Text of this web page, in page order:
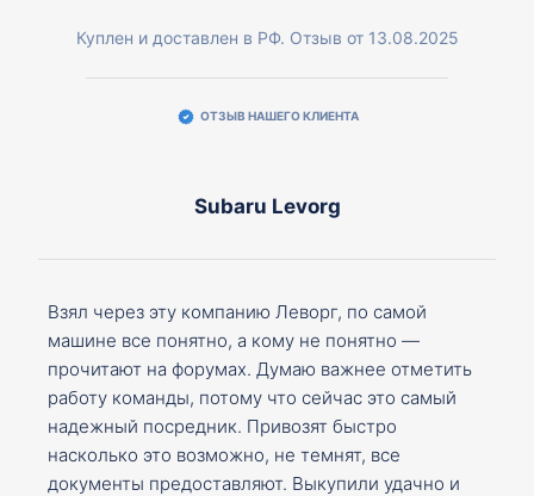
Куплен и доставлен в РФ. Отзыв от 13.08.2025
ОТЗЫВ НАШЕГО КЛИЕНТА
Subaru Levorg
Взял через эту компанию Леворг, по самой
машине все понятно, а кому не понятно —
прочитают на форумах. Думаю важнее отметить
работу команды, потому что сейчас это самый
надежный посредник. Привозят быстро
насколько это возможно, не темнят, все
документы предоставляют. Выкупили удачно и